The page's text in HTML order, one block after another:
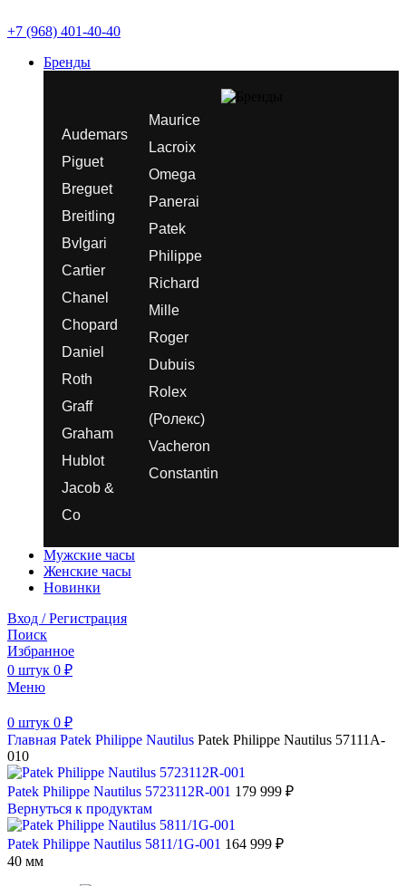
+7 (968) 401-40-40
Бренды
Audemars
Piguet
Breguet
Breitling
Bvlgari
Cartier
Chanel
Chopard
Daniel
Roth
Graff
Graham
Hublot
Jacob &
Co
Maurice
Lacroix
Omega
Panerai
Patek
Philippe
Richard
Mille
Roger
Dubuis
Rolex
(Ролекс)
Vacheron
Constantin
Мужские часы
Женские часы
Новинки
Вход / Регистрация
Поиск
Избранное
0 штук 0 ₽
Меню
0 штук 0 ₽
Главная Patek Philippe Nautilus Patek Philippe Nautilus 57111A-
010
Patek Philippe Nautilus 5723112R-001 179 999 ₽
Вернуться к продуктам
Patek Philippe Nautilus 5811/1G-001 164 999 ₽
40 мм